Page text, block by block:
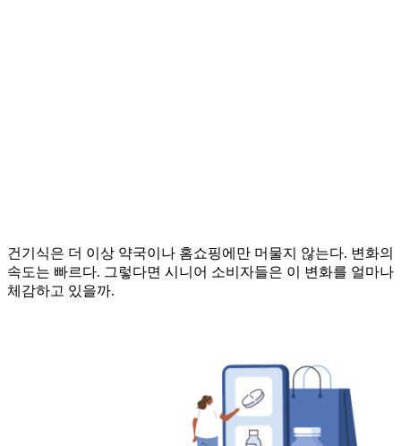
건기식은 더 이상 약국이나 홈쇼핑에만 머물지 않는다. 변화의
속도는 빠르다. 그렇다면 시니어 소비자들은 이 변화를 얼마나
체감하고 있을까.